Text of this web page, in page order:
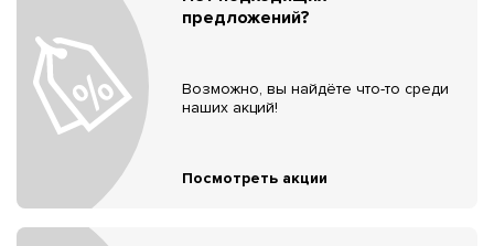
предложений?
Возможно, вы найдёте что-то среди
наших акций!
Посмотреть акции